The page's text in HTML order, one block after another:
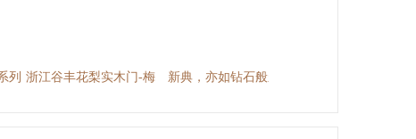
浙江名雅居木业有限公司
新典，亦如钻石般永
世纪王牌 皇冠原木门系